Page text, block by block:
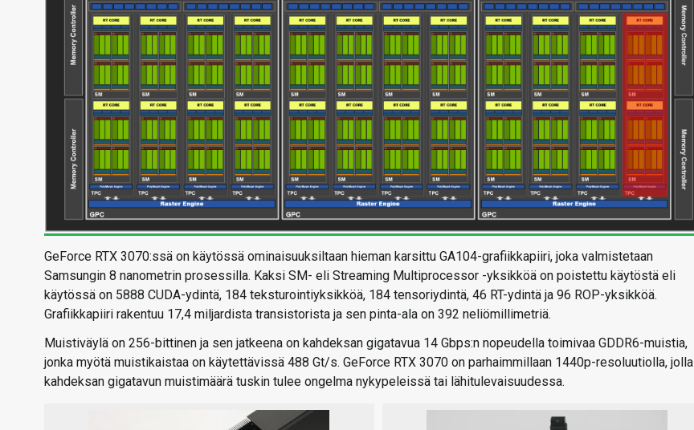
GeForce RTX 3070:ssä on käytössä ominaisuuksiltaan hieman karsittu GA104-grafiikkapiiri, joka valmistetaan
Samsungin 8 nanometrin prosessilla. Kaksi SM- eli Streaming Multiprocessor -yksikköä on poistettu käytöstä eli
käytössä on 5888 CUDA-ydintä, 184 teksturointiyksikköä, 184 tensoriydintä, 46 RT-ydintä ja 96 ROP-yksikköä.
Grafiikkapiiri rakentuu 17,4 miljardista transistorista ja sen pinta-ala on 392 neliömillimetriä.
Muistiväylä on 256-bittinen ja sen jatkeena on kahdeksan gigatavua 14 Gbps:n nopeudella toimivaa GDDR6-muistia,
jonka myötä muistikaistaa on käytettävissä 488 Gt/s. GeForce RTX 3070 on parhaimmillaan 1440p-resoluutiolla, jolla
kahdeksan gigatavun muistimäärä tuskin tulee ongelma nykypeleissä tai lähitulevaisuudessa.